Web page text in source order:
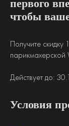
первого
чтобы
Получите скидку
парикмахерской
Действует до:
Условия